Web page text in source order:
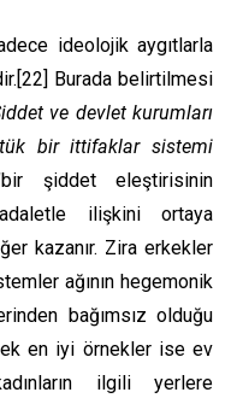
ideolojik aygıtlarla
[22] Burada belirtilmesi
ve devlet kurumları
bir ittifaklar sistemi
şiddet eleştirisinin
ilişkini ortaya
kazanır. Zira erkekler
ağının hegemonik
bağımsız olduğu
en iyi örnekler ise ev
ilgili yerlere